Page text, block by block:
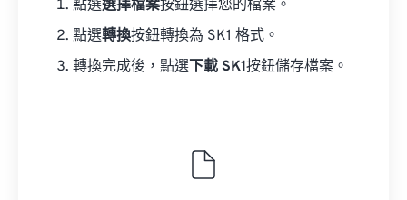
點選選擇檔案按鈕選擇您的檔案。
點選轉換按鈕轉換為 SK1 格式。
轉換完成後，點選 下載 SK1按鈕儲存檔案。